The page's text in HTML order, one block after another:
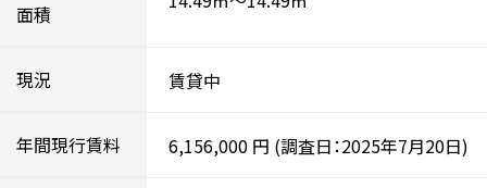
面積
現況 賃貸中
年間現行賃料 6,156,000 円 (調査日：2025年7月20日)